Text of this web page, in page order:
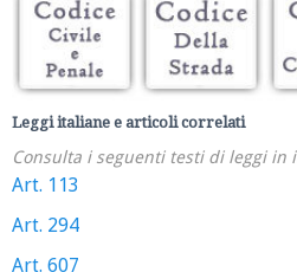
Leggi italiane e articoli correlati
Consulta i seguenti testi di leggi in
Art. 113
Art. 294
Art. 607